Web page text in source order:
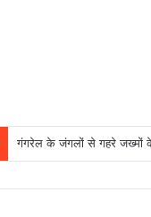
गंगरेल के जंगलों से गहरे जख्मों